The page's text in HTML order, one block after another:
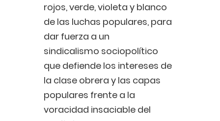
rojos, verde, violeta y blanco
de las luchas populares, para
dar fuerza a un
sindicalismo sociopolítico
que defiende los intereses de
la clase obrera y las capas
populares frente a la
voracidad insaciable del